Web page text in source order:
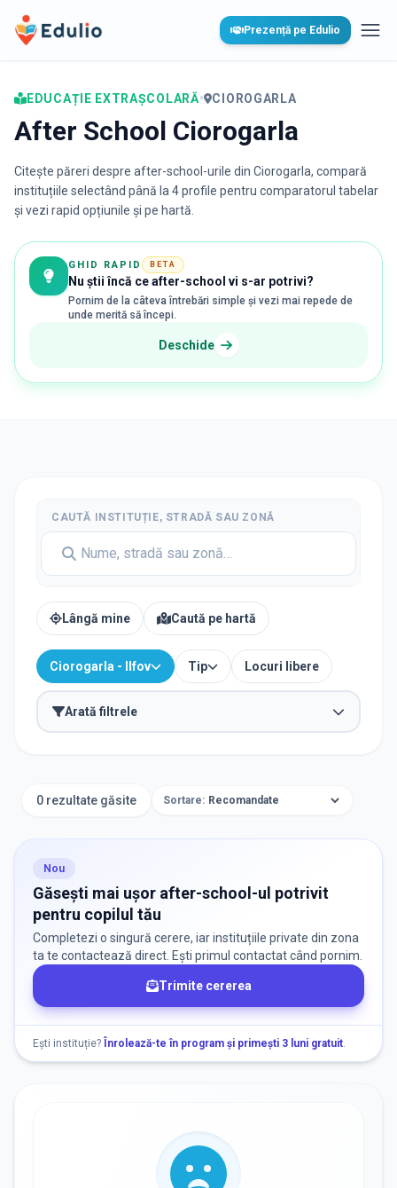
Edulio Prezență pe Edulio
EDUCAȚIE EXTRAȘCOLARĂ• CIOROGARLA
After School Ciorogarla
Citește păreri despre after-school-urile din Ciorogarla, compară
instituțiile selectând până la 4 profile pentru comparatorul tabelar
și vezi rapid opțiunile și pe hartă.
GHID RAPID BETA
Nu știi încă ce after-school vi s-ar potrivi?
Pornim de la câteva întrebări simple și vezi mai repede de
unde merită să începi.
Deschide
CAUTĂ INSTITUȚIE, STRADĂ SAU ZONĂ
Lângă mine Caută pe hartă
Ciorogarla - Ilfov Tip Locuri libere
Arată filtrele
TIP INSTITUȚIE
After School
ORAȘ / ZONĂ Găsește lângă mine
0 rezultate găsite Sortare:
Nou
Găsești mai ușor after-school-ul potrivit
pentru copilul tău
Completezi o singură cerere, iar instituțiile private din zona
ta te contactează direct. Ești primul contactat când pornim.
Trimite cererea
Ești instituție? Înrolează-te în program și primești 3 luni gratuit.